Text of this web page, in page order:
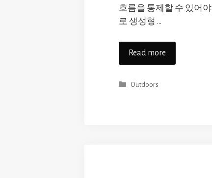
흐름을 통제할 수 있어
로 생성형 …
Read more
Categories
Outdoors